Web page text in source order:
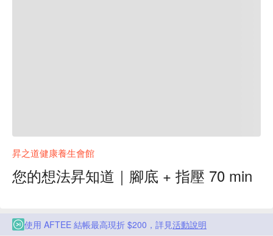
昇之道健康養生會館
您的想法昇知道｜腳底 + 指壓 70 min
使用 AFTEE 結帳最高現折 $200，詳見活動說明